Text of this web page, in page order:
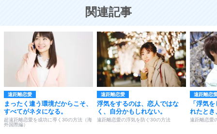
関連記事
遠距離恋愛
まったく違う環境だからこそ、
すべてがネタになる。
超遠距離恋愛を成功に導く30の方法（海
外国際編）
遠距離恋愛
浮気をするのは、恋人ではな
く、自分かもしれない。
遠距離恋愛の浮気を防ぐ30の方法
遠距離恋
「浮気
れたとき
遠距離恋愛